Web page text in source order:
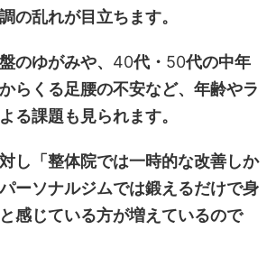
の乱れが目立ちます。
のゆがみや、 40代・ 50代の中年
らくる足腰の不安など、年齢やラ
る課題も見られます。
し「整体院では一時的な改善しか
ーソナルジムでは鍛えるだけで身
感じている方が増えているので